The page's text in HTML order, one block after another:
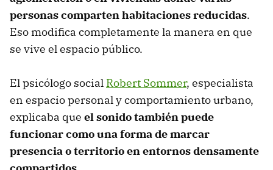
personas comparten habitaciones reducidas.
Eso modifica completamente la manera en que
se vive el espacio público.
El psicólogo social Robert Sommer, especialista
en espacio personal y comportamiento urbano,
explicaba que el sonido también puede
funcionar como una forma de marcar
presencia o territorio en entornos densamente